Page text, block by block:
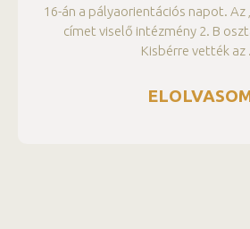
16-án a pályaorientációs napot. Az
címet viselő intézmény 2. B
Kisbérre vették az